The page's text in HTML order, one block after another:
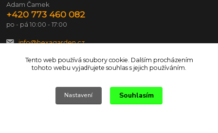
Adam Čamek
+420 773 460 082
po - pá 10:00 - 17:00
info@hexagarden.cz
Tento web používá soubory cookie. Dalším procházením
tohoto webu vyjadřujete souhlas s jejich používáním.
Nastavení Souhlasím